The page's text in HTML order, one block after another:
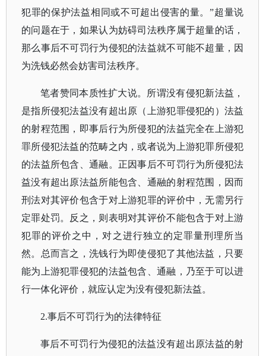
犯罪的保护法益相同或不可超出侵害的量。”超量说
的问题在于，如果认为妨碍司法秩序属于超量的话，
那么事后不可罚行为侵犯的法益就不可能不超量，因
为洗钱必然会妨害司法秩序。
笔者赞同本质性扩大说。所谓没有侵犯新法益，
是指所侵犯法益没有超出原（上游犯罪侵犯的）法益
的射程范围，即事后行为所侵犯的法益完全在上游犯
罪所侵犯法益的范畴之内，或者说为上游犯罪所侵犯
的法益所包含、通融。正因事后不可罚行为所侵犯法
益没有超出原法益所能包含、通融的射程范围，因而
刑法对其评价包含于对上游犯罪的评价中，无需另行
定罪处罚。反之，则表明对其评价不能包含于对上游
犯罪的评价之中，对之进行独立的定罪量刑理所当
然。总而言之，洗钱行为即使侵犯了其他法益，只要
能为上游犯罪侵犯的法益包含、通融，乃至于可以进
行一体化评价，就应认定为没有侵犯新法益。
2.事后不可罚行为的法律特征
事后不可罚行为侵犯的法益没有超出原法益的射